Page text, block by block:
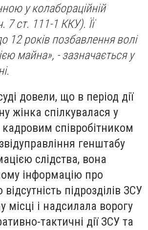
у колабораційній
7 ст. 111-1 ККУ). Її
12 років позбавлення волі
майна», - зазначається у
довели, що в період дії
жінка спілкувалася у
співробітником
генштабу
слідства, вона
інформацію про
підрозділів ЗСУ
місці і надсилала ворогу
тактичні дії ЗСУ та